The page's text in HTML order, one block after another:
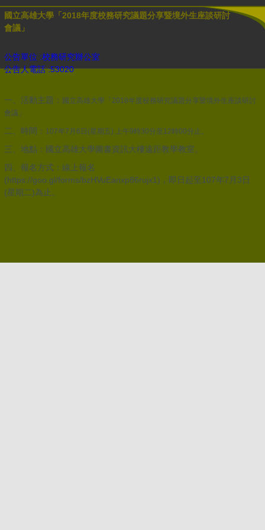
國立高雄大學「2018年度校務研究議題分享暨境外生座談研討
會議」
公告單位 :校務研究辦公室
公告人電話 :53020
一、活動主題： 國立高雄大學 「 2018年度校務研究議題分享暨境外生座談研討
會議 」
二、時間： 107年7月6日(星期五) 上午9時30分至12時00分止。
三、地點： 國立高雄大學圖書資訊大樓遠距教學教室。
四、報名方式：線上報名
(https://goo.gl/forms/bzHVuEanxp86rujx1)，即日起至107年7月3日
(星期二)為止。